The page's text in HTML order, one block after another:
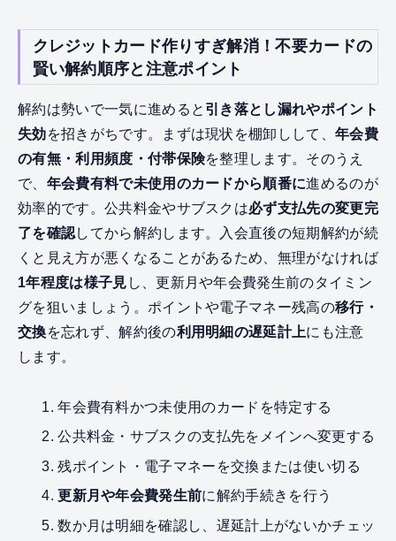
クレジットカード作りすぎ解消！不要カードの
賢い解約順序と注意ポイント
解約は勢いで一気に進めると 引き落とし漏れやポイント
失効を招きがちです。まずは現状を棚卸しして、年会費
の有無・利用頻度・付帯保険を整理します。そのうえ
で、 年会費有料で未使用のカードから順番に進めるのが
効率的です。公共料金やサブスクは必ず支払先の変更完
了を確認してから解約します。入会直後の短期解約が続
くと見え方が悪くなることがあるため、無理がなければ
1年程度は様子見 し、更新月や年会費発生前のタイミン
グを狙いましょう。ポイントや電子マネー残高の移行・
交換を忘れず、解約後の利用明細の遅延計上にも注意
します。
年会費有料かつ未使用のカードを特定する
公共料金・サブスクの支払先をメインへ変更する
残ポイント・電子マネーを交換または使い切る
更新月や年会費発生前に解約手続きを行う
数か月は明細を確認し、遅延計上がないかチェッ